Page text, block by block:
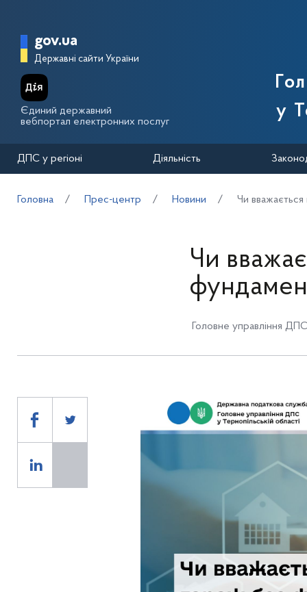
Головна сторінка Державної
gov.ua
Державні сайти України
Єдиний державний
вебпортал електронних послуг
у
ДПС у регіоні Діяльність
Головна Прес-центр Новини Чи
Чи
Головне управління